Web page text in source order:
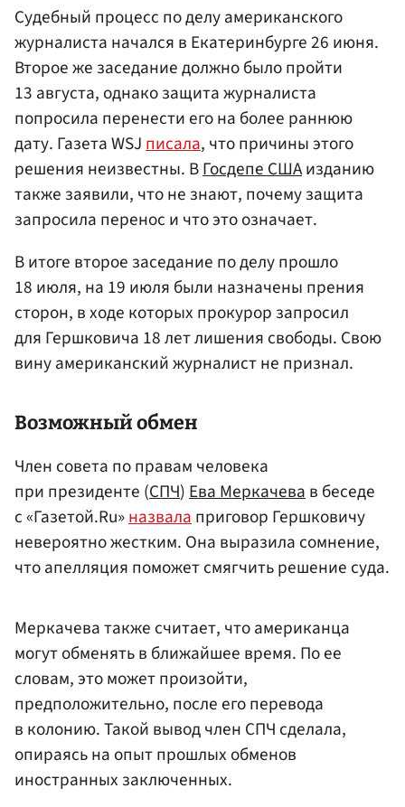
Судебный процесс по делу американского
журналиста начался в Екатеринбурге 26 июня.
Второе же заседание должно было пройти
13 августа, однако защита журналиста
попросила перенести его на более раннюю
дату. Газета WSJписала, что причины этого
решения неизвестны. ВГосдепеСШАизданию
также заявили, что не знают, почему защита
запросила перенос и что это означает.
В итоге второе заседание по делу прошло
18 июля, на 19 июля были назначены прения
сторон, в ходе которых прокурор запросил
для Гершковича 18 лет лишения свободы. Свою
вину американский журналист не признал.
Возможный обмен
Член совета по правам человека
при президенте (СПЧ)Ева Меркачевав беседе
с «Газетой.Ru»назвалаприговор Гершковичу
невероятно жестким. Она выразила сомнение,
что апелляция поможет смягчить решение суда.
Меркачева также считает, что американца
могут обменять в ближайшее время. По ее
словам, это может произойти,
предположительно, после его перевода
в колонию. Такой вывод член СПЧ сделала,
опираясь на опыт прошлых обменов
иностранных заключенных.